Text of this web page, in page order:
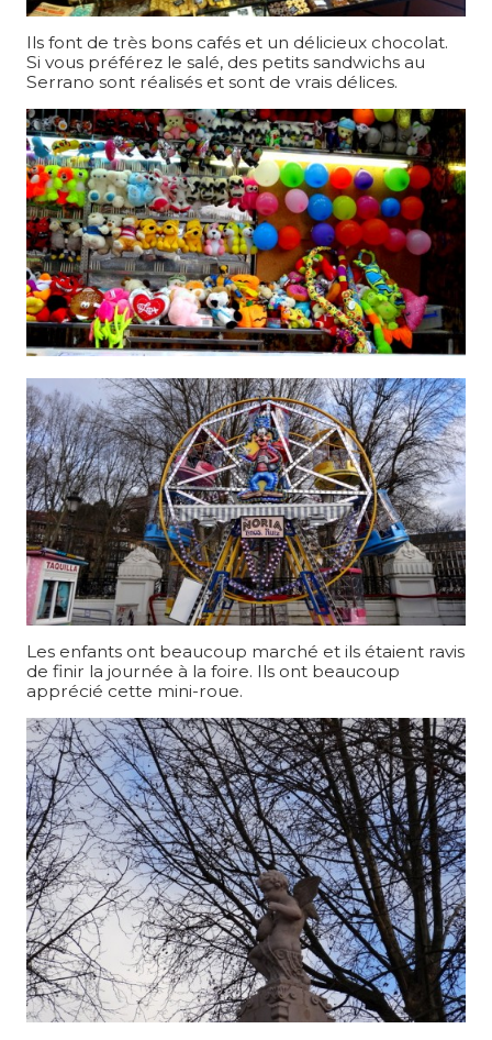
Ils font de très bons cafés et un délicieux chocolat.
Si vous préférez le salé, des petits sandwichs au
Serrano sont réalisés et sont de vrais délices.
Les enfants ont beaucoup marché et ils étaient ravis
de finir la journée à la foire. Ils ont beaucoup
apprécié cette mini-roue.